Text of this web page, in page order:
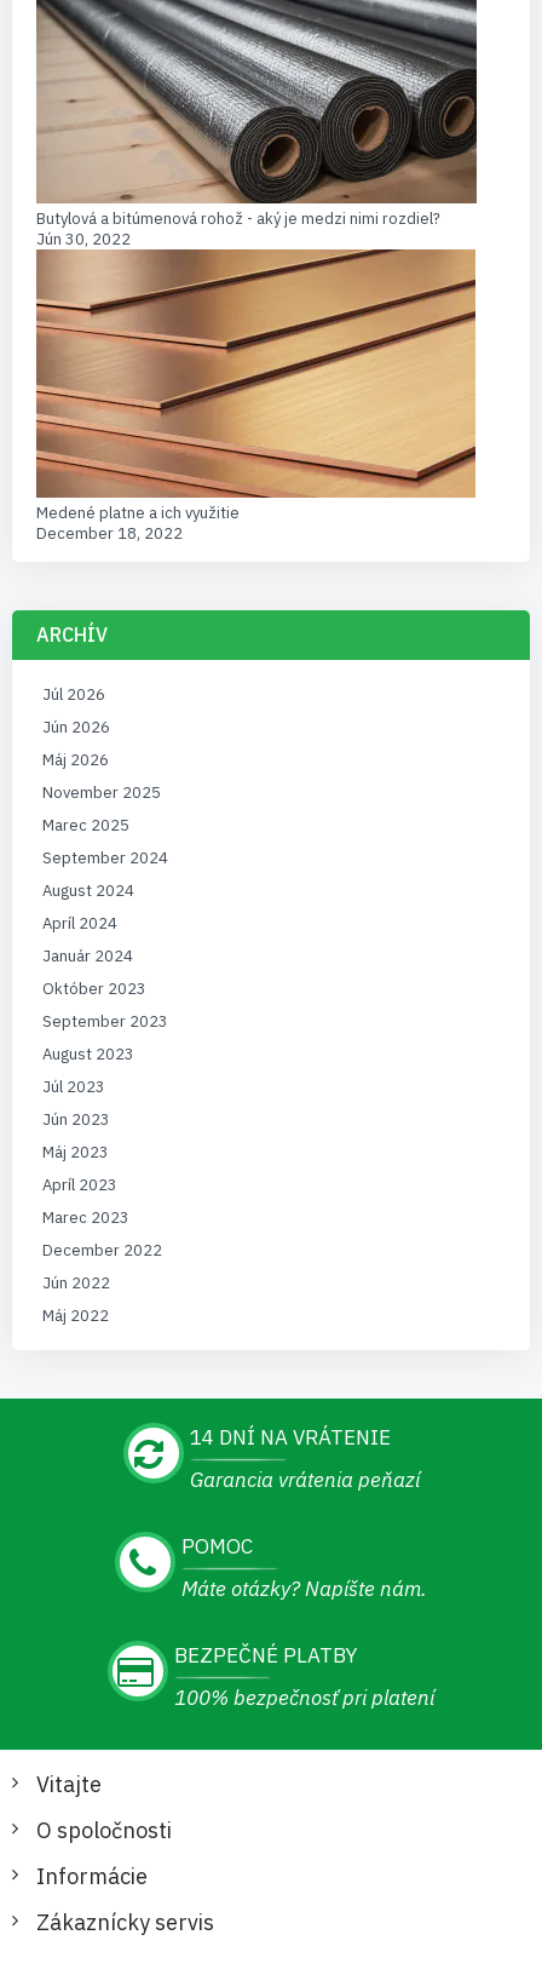
Butylová a bitúmenová rohož - aký je medzi nimi rozdiel?
Jún 30, 2022
Medené platne a ich využitie
December 18, 2022
ARCHÍV
Júl 2026
Jún 2026
Máj 2026
November 2025
Marec 2025
September 2024
August 2024
Apríl 2024
Január 2024
Október 2023
September 2023
August 2023
Júl 2023
Jún 2023
Máj 2023
Apríl 2023
Marec 2023
December 2022
Jún 2022
Máj 2022
14 DNÍ NA VRÁTENIE
Garancia vrátenia peňazí
POMOC
Máte otázky? Napíšte nám.
BEZPEČNÉ PLATBY
100% bezpečnosť pri platení
Vitajte
O spoločnosti
Informácie
Zákaznícky servis